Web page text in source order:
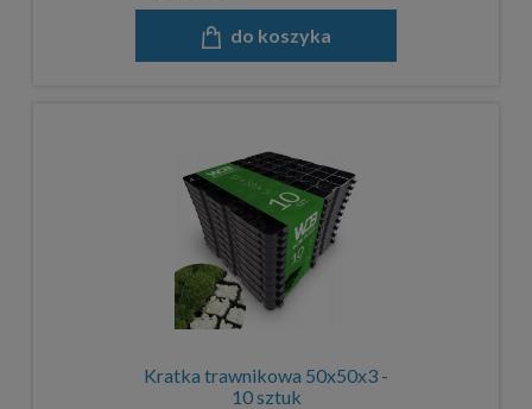
do koszyka
Kratka trawnikowa 50x50x3 -
10 sztuk